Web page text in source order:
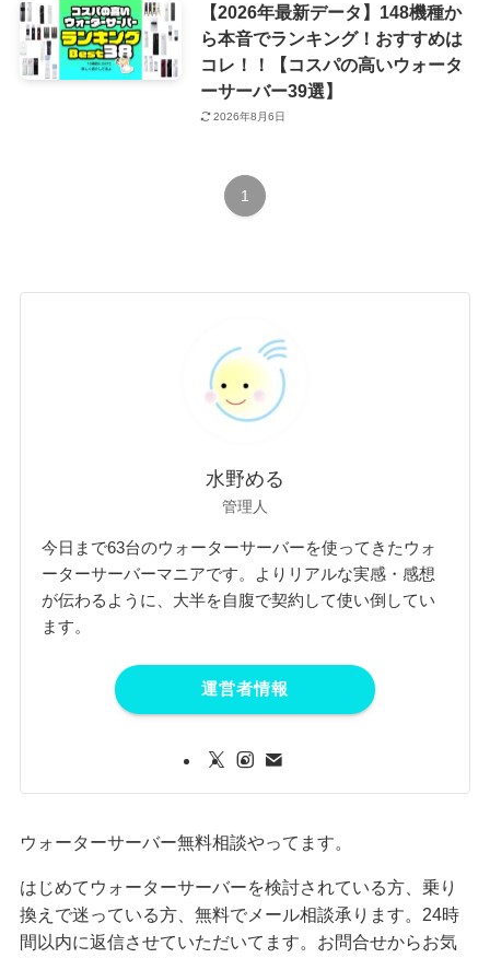
【2026年最新データ】148機種か
ら本音でランキング！おすすめは
コレ！！【コスパの高いウォータ
ーサーバー39選】
2026年8月6日
1
水野める
管理人
今日まで63台のウォーターサーバーを使ってきたウォ
ーターサーバーマニアです。よりリアルな実感・感想
が伝わるように、大半を自腹で契約して使い倒してい
ます。
運営者情報
ウォーターサーバー無料相談やってます。
はじめてウォーターサーバーを検討されている方、乗り
換えで迷っている方、無料でメール相談承ります。24時
間以内に返信させていただいてます。お問合せからお気